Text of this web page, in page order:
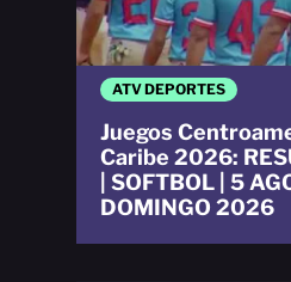
ATV DEPORTES
Juegos
Caribe 2026:
| SOFTBOL | 5
DOMINGO 2026